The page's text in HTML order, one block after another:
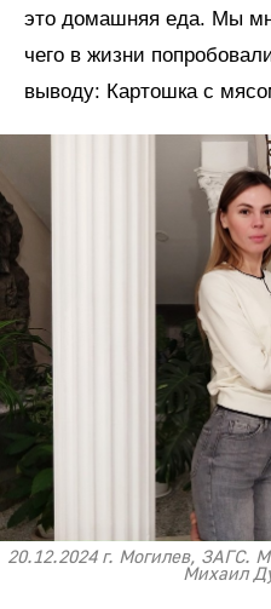
это домашняя еда. Мы
чего в жизни
выводу: Картошка с
20.12.2024 г. Могилев, ЗАГС.
Михаил